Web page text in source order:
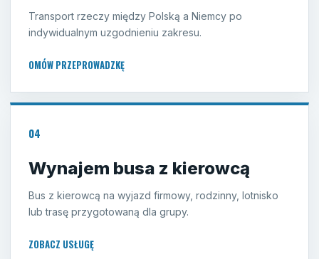
Transport rzeczy między Polską a Niemcy po
indywidualnym uzgodnieniu zakresu.
OMÓW PRZEPROWADZKĘ
04
Wynajem busa z kierowcą
Bus z kierowcą na wyjazd firmowy, rodzinny, lotnisko
lub trasę przygotowaną dla grupy.
ZOBACZ USŁUGĘ